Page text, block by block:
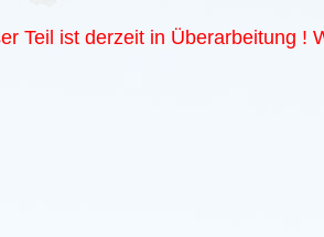
Teil ist derzeit in Überarbeitung !